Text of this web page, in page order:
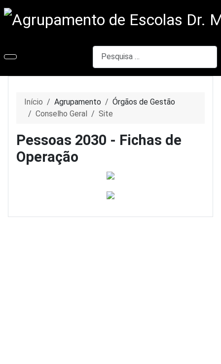
Pesquisar
Início Agrupamento
Órgãos de Gestão
Conselho Geral
Site
Pessoas 2030 - Fichas de
Operação